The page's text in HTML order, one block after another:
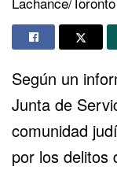
Según un
Junta de
comunidad
por los delitos